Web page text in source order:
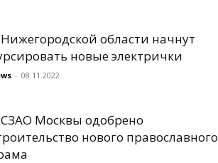
области начнут
новые электрички
- 08.11.2022
Москвы одобрено
нового православного